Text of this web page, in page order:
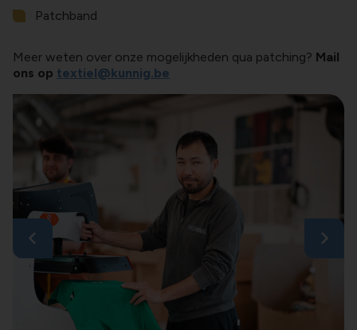
Patchband
Meer weten over onze mogelijkheden qua patching? Mail
ons op textiel@kunnig.be